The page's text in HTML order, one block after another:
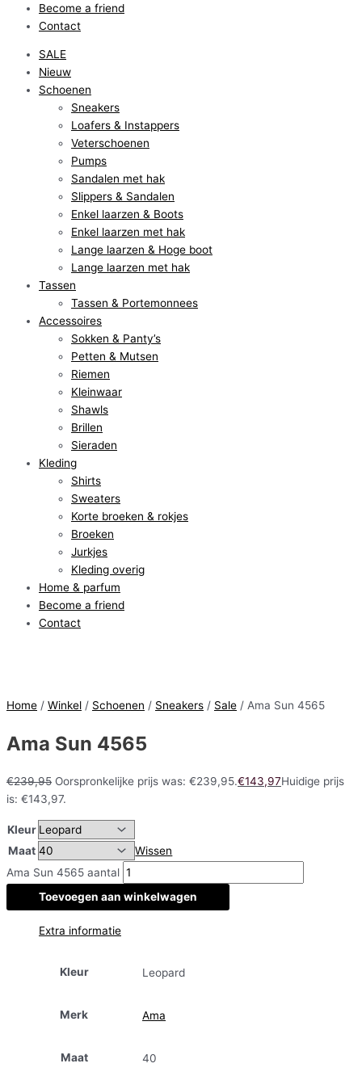
Become a friend
Contact
SALE
Nieuw
Schoenen
Sneakers
Loafers & Instappers
Veterschoenen
Pumps
Sandalen met hak
Slippers & Sandalen
Enkel laarzen & Boots
Enkel laarzen met hak
Lange laarzen & Hoge boot
Lange laarzen met hak
Tassen
Tassen & Portemonnees
Accessoires
Sokken & Panty’s
Petten & Mutsen
Riemen
Kleinwaar
Shawls
Brillen
Sieraden
Kleding
Shirts
Sweaters
Korte broeken & rokjes
Broeken
Jurkjes
Kleding overig
Home & parfum
Become a friend
Contact
Home / Winkel / Schoenen / Sneakers / Sale / Ama Sun 4565
Ama Sun 4565
€239,95 Oorspronkelijke prijs was: €239,95.€143,97Huidige prijs
is: €143,97.
Kleur
Maat
Wissen
Ama Sun 4565 aantal
Toevoegen aan winkelwagen
Extra informatie
Kleur Leopard
Merk Ama
Maat 40